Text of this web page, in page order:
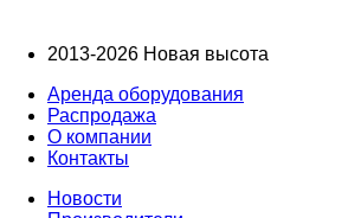
2013-2026 Новая высота
Аренда оборудования
Распродажа
О компании
Контакты
Новости